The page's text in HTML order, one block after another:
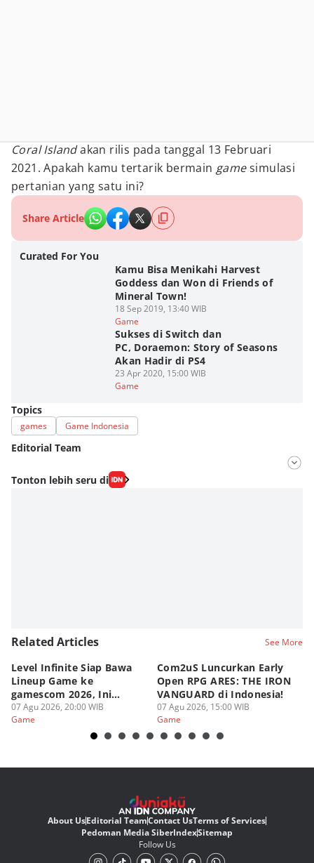
Coral Islandakan rilis pada tanggal 13 Februari
2021. Apakah kamu tertarik bermain gamesimulasi
pertanian yang satu ini?
Share Article
Curated For You
Kamu Bisa Menikahi Harvest
Goddess dan Won di Friends of
Mineral Town!
18 Sep 2019, 13:40 WIB
Game
Sukses di Switch dan
PC, Doraemon: Story of Seasons
Akan Hadir di PS4
23 Apr 2020, 15:00 WIB
Game
Topics
games Game Indonesia
Editorial Team
Editor
Tonton lebih seru di
Related Articles See More
Level Infinite Siap Bawa
Lineup Game ke
gamescom 2026, Ini
Judulnya!
07 Agu 2026, 20:00 WIB
Game
Com2uS Luncurkan Early
Open RPG ARES: THE IRON
VANGUARD di Indonesia!
07 Agu 2026, 15:00 WIB
Game
About UsEditorial TeamContact UsTerms of Services
Pedoman Media SiberIndexSitemap
Follow Us